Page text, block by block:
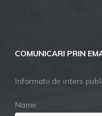
COMUNICARI PRIN
Informatii de inters
Name